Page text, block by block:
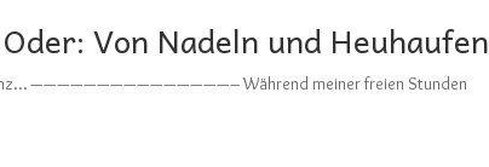
Von Nadeln und Heuhaufen
———————————————– Während meiner freien Stunden